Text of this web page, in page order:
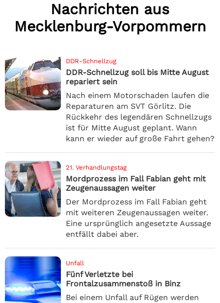
Nachrichten aus
Mecklenburg-Vorpommern
DDR-Schnellzug
DDR-Schnellzug soll bis Mitte August
repariert sein
Nach einem Motorschaden laufen die
Reparaturen am SVT Görlitz. Die
Rückkehr des legendären Schnellzugs
ist für Mitte August geplant. Wann
kann er wieder auf große Fahrt gehen?
21. Verhandlungstag
Mordprozess im Fall Fabian geht mit
Zeugenaussagen weiter
Der Mordprozess im Fall Fabian geht
mit weiteren Zeugenaussagen weiter.
Eine ursprünglich angesetzte Aussage
entfällt dabei aber.
Unfall
Fünf Verletzte bei
Frontalzusammenstoß in Binz
Bei einem Unfall auf Rügen werden